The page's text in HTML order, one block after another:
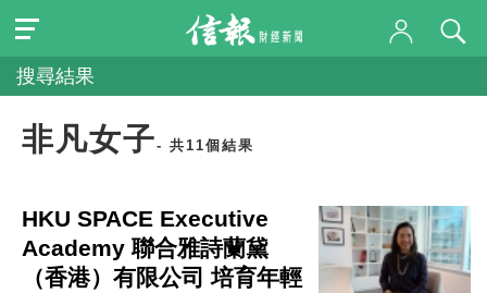
搜尋結果
非凡女子- 共11個結果
HKU SPACE Executive
Academy 聯合雅詩蘭黛
（香港）有限公司 培育年輕